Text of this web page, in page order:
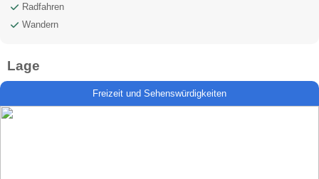
Radfahren
Wandern
Lage
Freizeit und Sehenswürdigkeiten